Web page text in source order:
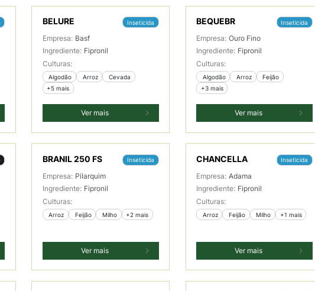
BELURE Inseticida
Empresa: Basf
Ingrediente: Fipronil
Culturas:
Algodão Arroz
Cevada
+5 mais
Ver mais
BEQUEBR Inseticida
Empresa: Ouro Fino
Ingrediente: Fipronil
Culturas:
Algodão Arroz
Feijão
+3 mais
Ver mais
BRANIL 250 FS Inseticida
Empresa: Pilarquim
Ingrediente: Fipronil
Culturas:
Arroz Feijão Milho +2 mais
Ver mais
CHANCELLA Inseticida
Empresa: Adama
Ingrediente: Fipronil
Culturas:
Arroz Feijão Milho +1 mais
Ver mais